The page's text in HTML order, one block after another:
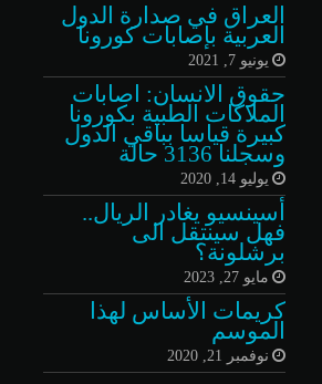
العراق في صدارة الدول
العربية بإصابات كورونا
يونيو 7, 2021
حقوق الانسان: اصابات
الملاكات الطبية بكورونا
كبيرة قياسا بباقي الدول
وسجلنا 3136 حالة
يوليو 14, 2020
أسينسيو يغادر الريال..
فهل سينتقل الى
برشلونة؟
مايو 27, 2023
كريمات الأساس لهذا
الموسم
نوفمبر 21, 2020